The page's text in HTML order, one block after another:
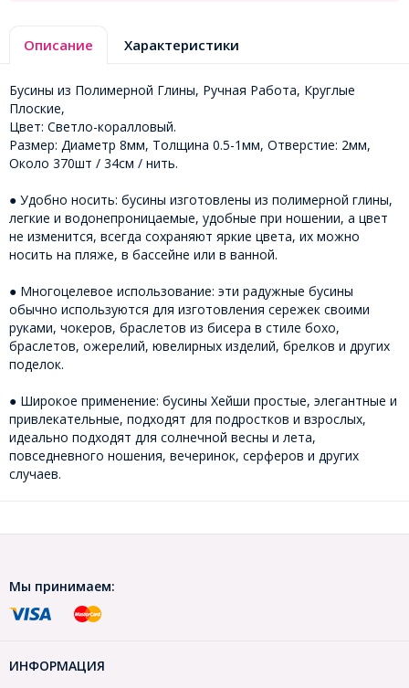
Описание Характеристики
Бусины из Полимерной Глины, Ручная Работа, Круглые
Плоские,
Цвет: Светло-коралловый.
Размер: Диаметр 8мм, Толщина 0.5-1мм, Отверстие: 2мм,
Около 370шт / 34см / нить.
● Удобно носить: бусины изготовлены из полимерной глины,
легкие и водонепроницаемые, удобные при ношении, а цвет
не изменится, всегда сохраняют яркие цвета, их можно
носить на пляже, в бассейне или в ванной.
● Многоцелевое использование: эти радужные бусины
обычно используются для изготовления сережек своими
руками, чокеров, браслетов из бисера в стиле бохо,
браслетов, ожерелий, ювелирных изделий, брелков и других
поделок.
● Широкое применение: бусины Хейши простые, элегантные и
привлекательные, подходят для подростков и взрослых,
идеально подходят для солнечной весны и лета,
повседневного ношения, вечеринок, серферов и других
случаев.
Мы принимаем:
ИНФОРМАЦИЯ